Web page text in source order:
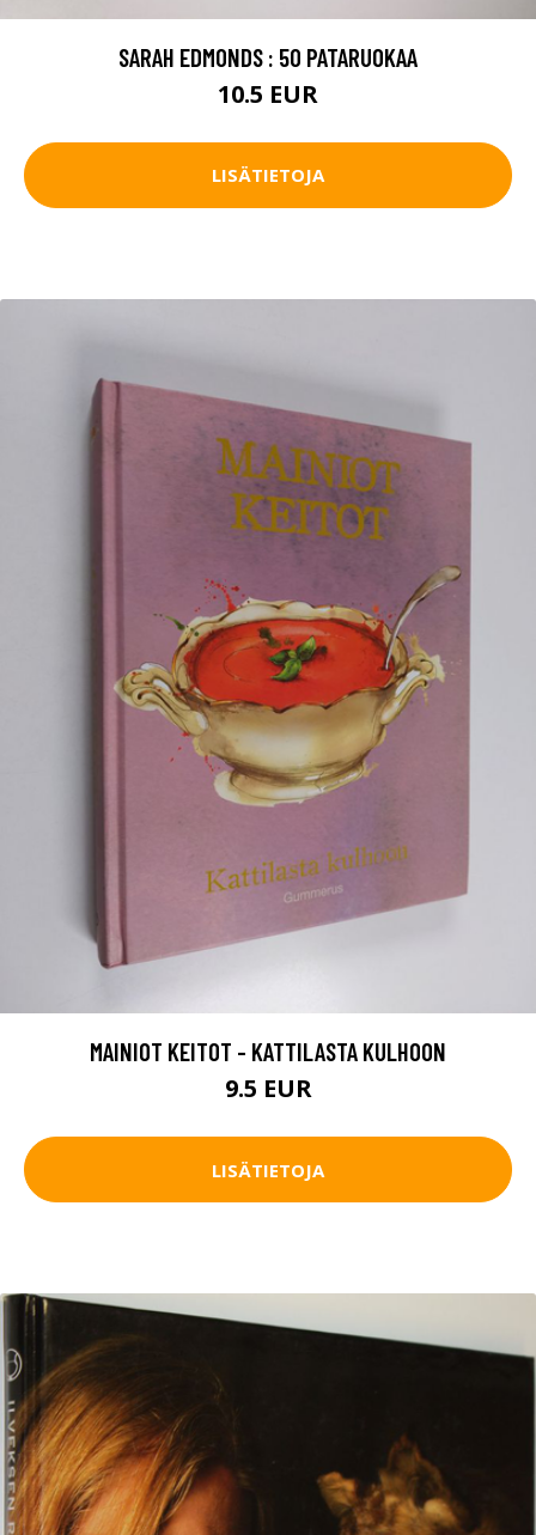
SARAH EDMONDS : 50 PATARUOKAA
10.5 EUR
LISÄTIETOJA
MAINIOT KEITOT - KATTILASTA KULHOON
9.5 EUR
LISÄTIETOJA